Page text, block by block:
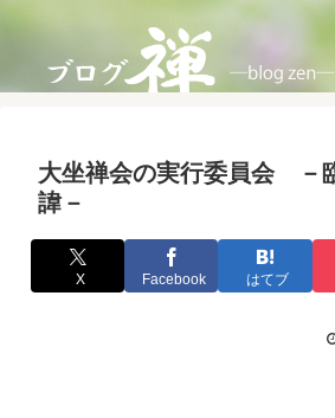
大坐禅会の実行委員会 －
諱－
X Facebook はてブ